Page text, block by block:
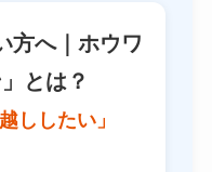
方へ｜ホウワ
とは？
ししたい」